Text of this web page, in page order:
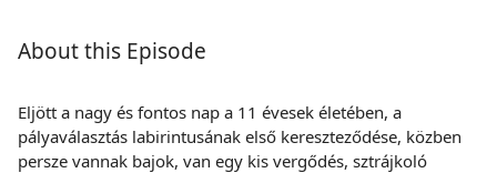
About this Episode
Eljött a nagy és fontos nap a 11 évesek életében, a
pályaválasztás labirintusának első kereszteződése, közben
persze vannak bajok, van egy kis vergődés, sztrájkoló